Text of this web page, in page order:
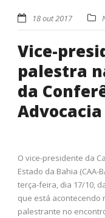
18 out 2017
Vice-
palestra
da
Advocacia
O vice-presidente da
Estado da Bahia
terça-feira, dia 17/10,
que está acontecendo
palestrante no